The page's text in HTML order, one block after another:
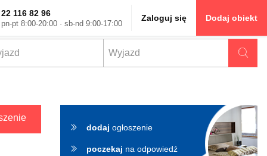
22 116 82 96
pn-pt 8:00-20:00 · sb-nd 9:00-17:00
Zaloguj się Dodaj obiekt
dodaj ogłoszenie
poczekaj na odpowiedź